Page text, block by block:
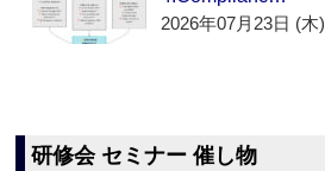
2026年07月23日 (木)
研修会 セミナー 催し物